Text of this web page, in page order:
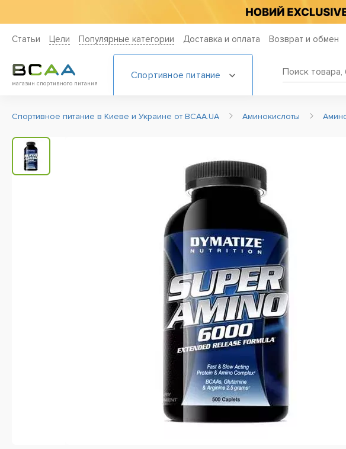
Статьи Цели Популярные категории Доставка и оплата Возврат и обмен
магазин спортивного питания
Спортивное питание
Спортивное питание в Киеве и Украине от BCAA.UA Аминокислоты